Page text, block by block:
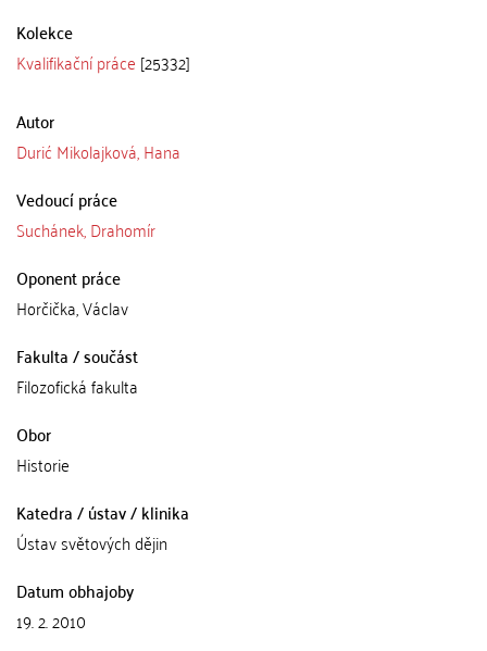
Kolekce
Kvalifikační práce [25332]
Autor
Durić Mikolajková, Hana
Vedoucí práce
Suchánek, Drahomír
Oponent práce
Horčička, Václav
Fakulta / součást
Filozofická fakulta
Obor
Historie
Katedra / ústav / klinika
Ústav světových dějin
Datum obhajoby
19. 2. 2010